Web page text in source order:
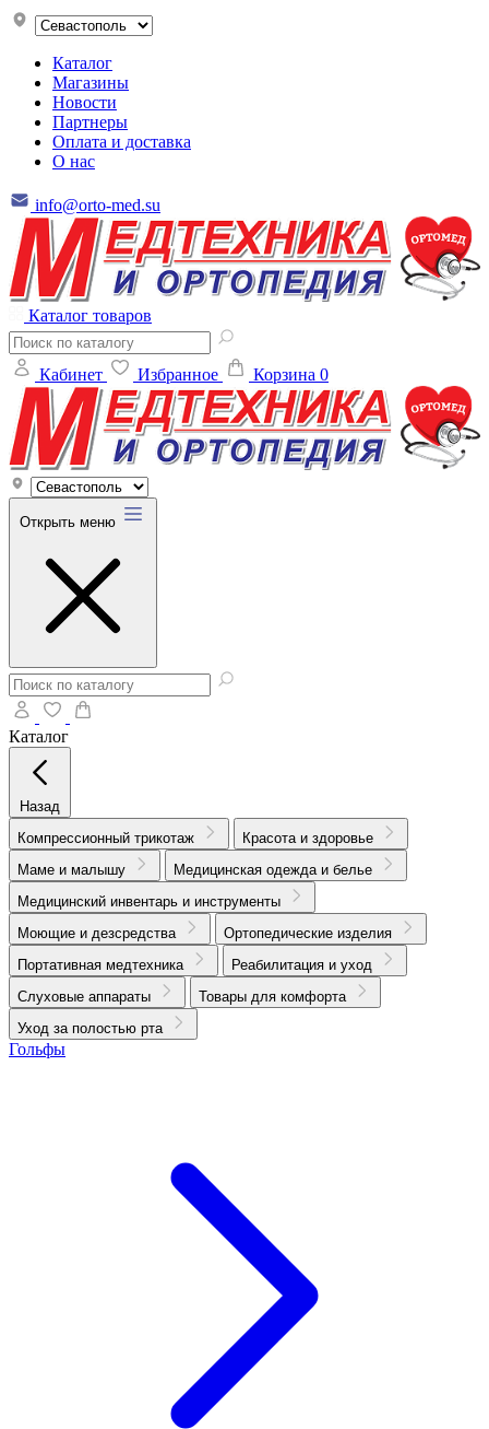
Каталог
Магазины
Новости
Партнеры
Оплата и доставка
О нас
info@orto-med.su
Каталог товаров
Кабинет Избранное Корзина 0
Открыть меню
Каталог
Назад
Компрессионный трикотаж
Красота и здоровье
Маме и малышу
Медицинская одежда и белье
Медицинский инвентарь и инструменты
Моющие и дезсредства
Ортопедические изделия
Портативная медтехника
Реабилитация и уход
Слуховые аппараты
Товары для комфорта
Уход за полостью рта
Гольфы